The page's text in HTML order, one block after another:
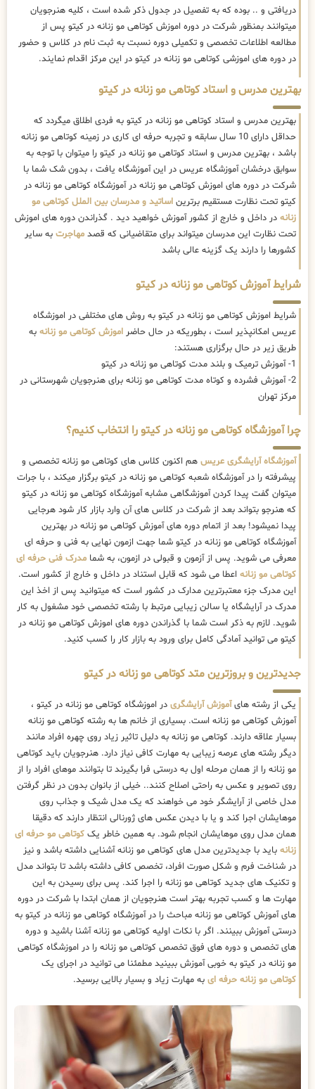
دریافتی و .. بوده که به تفصیل در جدول ذکر شده است ، کلیه هنرجویان
میتوانند بمنظور شرکت در دوره اموزش کوتاهی مو زنانه در کیتو پس از
مطالعه اطلاعات تخصصی و تکمیلی دوره نسبت به ثبت نام در کلاس و حضور
در دوره های اموزشی کوتاهی مو زنانه در کیتو در این مرکز اقدام نمایند.
بهترین مدرس و استاد کوتاهی مو زنانه در کیتو
بهترین مدرس و استاد کوتاهی مو زنانه در کیتو به فردی اطلاق میگردد که
حداقل دارای 10 سال سابقه و تجربه حرفه ای کاری در زمینه کوتاهی مو زنانه
باشد ، بهترین مدرس و استاد کوتاهی مو زنانه در کیتو را میتوان با توجه به
سوابق درخشان آموزشگاه عریس در این آموزشگاه یافت ، بدون شک شما با
شرکت در دوره های اموزش کوتاهی مو زنانه در آموزشگاه کوتاهی مو زنانه در
کیتو تحت نظارت مستقیم برترین اساتید و مدرسان بین الملل کوتاهی مو
زنانه در داخل و خارج از کشور آموزش خواهید دید . گذراندن دوره های اموزش
تحت نظارت این مدرسان میتواند برای متقاضیانی که قصد مهاجرت به سایر
کشورها را دارند یک گزینه عالی باشد
شرایط آموزش کوتاهی مو زنانه در کیتو
شرایط اموزش کوتاهی مو زنانه در کیتو به روش های مختلفی در اموزشگاه
عریس امکانپذیر است ، بطوریکه در حال حاضر اموزش کوتاهی مو زنانه به
طریق زیر در حال برگزاری هستند:
1- آموزش ترمیک و بلند مدت کوتاهی مو زنانه در کیتو
2- آموزش فشرده و کوتاه مدت کوتاهی مو زنانه برای هنرجویان شهرستانی در
مرکز تهران
چرا آموزشگاه کوتاهی مو زنانه در کیتو را انتخاب کنیم؟
آموزشگاه آرایشگری عریس هم اکنون کلاس های کوتاهی مو زنانه تخصصی و
پیشرفته را در آموزشگاه شعبه کوتاهی مو زنانه در کیتو برگزار میکند ، با جرات
میتوان گفت پیدا کردن آموزشگاهی مشابه آموزشگاه کوتاهی مو زنانه در کیتو
که هنرجو بتواند بعد از شرکت در کلاس های آن وارد بازار کار شود هرجایی
پیدا نمیشود! بعد از اتمام دوره های آموزش کوتاهی مو زنانه در بهترین
آموزشگاه کوتاهی مو زنانه در کیتو شما جهت ازمون نهایی به فنی و حرفه ای
معرفی می شوید. پس از آزمون و قبولی در ازمون، به شما مدرک فنی حرفه ای
کوتاهی مو زنانه اعطا می شود که قابل استناد در داخل و خارج از کشور است.
این مدرک جزء معتبرترین مدارک در کشور است که میتوانید پس از اخذ این
مدرک در آرایشگاه یا سالن زیبایی مرتبط با رشته تخصصی خود مشغول به کار
شوید. لازم به ذکر است شما با گذراندن دوره های اموزش کوتاهی مو زنانه در
کیتو می توانید آمادگی کامل برای ورود به بازار کار را کسب کنید.
جدیدترین و بروزترین متد کوتاهی مو زنانه در کیتو
یکی از رشته هایآموزش آرایشگری در اموزشگاه کوتاهی مو زنانه در کیتو ،
آموزش کوتاهی مو زنانه است. بسیاری از خانم ها به رشته کوتاهی مو زنانه
بسیار علاقه دارند. کوتاهی مو زنانه به دلیل تاثیر زیاد روی چهره افراد مانند
دیگر رشته های عرصه زیبایی به مهارت کافی نیاز دارد. هنرجویان باید کوتاهی
مو زنانه را از همان مرحله اول به درستی فرا بگیرند تا بتوانند موهای افراد را از
روی تصویر و عکس به راحتی اصلاح کنند.. خیلی از بانوان بدون در نظر گرفتن
مدل خاصی از آرایشگر خود می خواهند که یک مدل شیک و جذاب روی
موهایشان اجرا کند و یا با دیدن عکس های ژورنالی انتظار دارند که دقیقا
همان مدل روی موهایشان انجام شود. به همین خاطر یک کوتاهی مو حرفه ای
زنانه باید با جدیدترین مدل های کوتاهی مو زنانه آشنایی داشته باشد و نیز
در شناخت فرم و شکل صورت افراد، تخصص کافی داشته باشد تا بتواند مدل
و تکنیک های جدید کوتاهی مو زنانه را اجرا کند. پس برای رسیدن به این
مهارت ها و کسب تجربه بهتر است هنرجویان از همان ابتدا با شرکت در دوره
های آموزش کوتاهی مو زنانه مباحث را در آموزشگاه کوتاهی مو زنانه در کیتو به
درستی آموزش ببینند. اگر با نکات اولیه کوتاهی مو زنانه آشنا باشید و دوره
های تخصص و دوره های فوق تخصص کوتاهی مو زنانه را در اموزشگاه کوتاهی
مو زنانه در کیتو به خوبی آموزش ببینید مطمئنا می توانید در اجرای یک
کوتاهی مو زنانه حرفه ای به مهارت زیاد و بسیار بالایی برسید.